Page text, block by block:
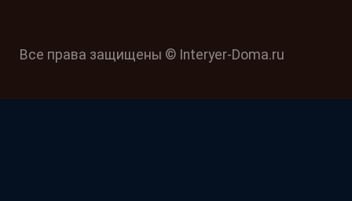
Все права защищены © Interyer-Doma.ru